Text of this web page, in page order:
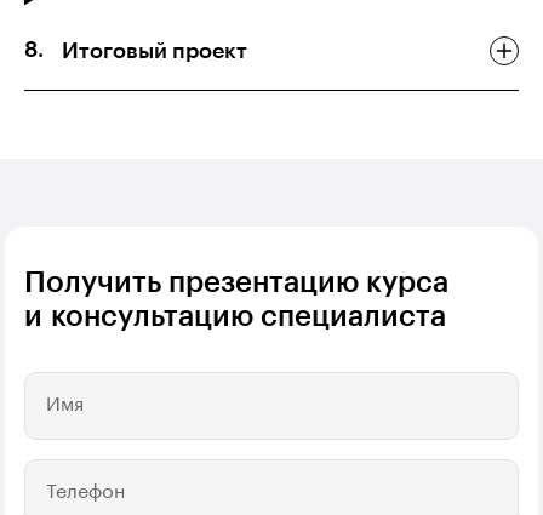
Итоговый проект
Получить презентацию курса
и консультацию специалиста
Имя
Телефон